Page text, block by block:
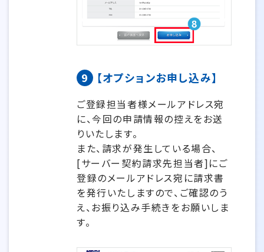
9 【オプションお申し込み】
ご登録担当者様メールアドレス宛
に、今回の申請情報の控えをお送
りいたします。
また、請求が発生している場合、
[サーバー契約請求先担当者]にご
登録のメールアドレス宛に請求書
を発行いたしますので、ご確認のう
え、お振り込み手続きをお願いしま
す。